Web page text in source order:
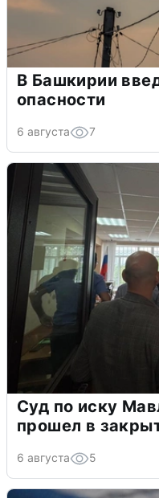
В Башкирии
опасности
6 августа 7
Суд по иску
прошел в
6 августа 5